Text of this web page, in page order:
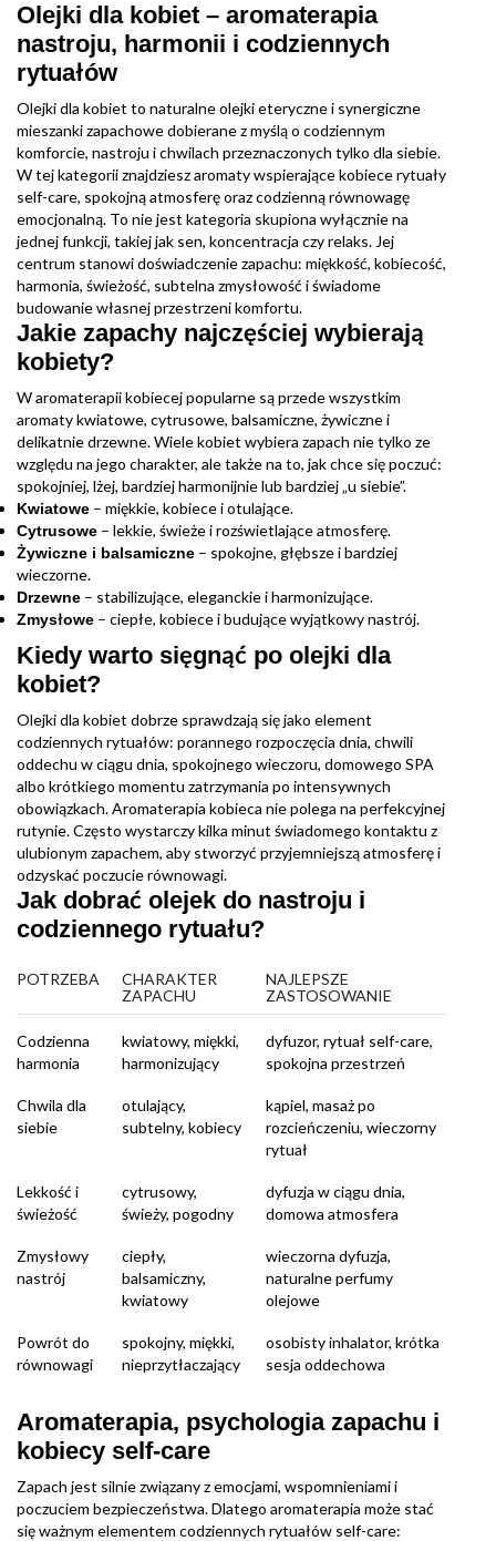
Olejki dla kobiet – aromaterapia
nastroju, harmonii i codziennych
rytuałów
Olejki dla kobiet to naturalne olejki eteryczne i synergiczne
mieszanki zapachowe dobierane z myślą o codziennym
komforcie, nastroju i chwilach przeznaczonych tylko dla siebie.
W tej kategorii znajdziesz aromaty wspierające kobiece rytuały
self-care, spokojną atmosferę oraz codzienną równowagę
emocjonalną. To nie jest kategoria skupiona wyłącznie na
jednej funkcji, takiej jak sen, koncentracja czy relaks. Jej
centrum stanowi doświadczenie zapachu: miękkość, kobiecość,
harmonia, świeżość, subtelna zmysłowość i świadome
budowanie własnej przestrzeni komfortu.
Jakie zapachy najczęściej wybierają
kobiety?
W aromaterapii kobiecej popularne są przede wszystkim
aromaty kwiatowe, cytrusowe, balsamiczne, żywiczne i
delikatnie drzewne. Wiele kobiet wybiera zapach nie tylko ze
względu na jego charakter, ale także na to, jak chce się poczuć:
spokojniej, lżej, bardziej harmonijnie lub bardziej „u siebie”.
Kwiatowe – miękkie, kobiece i otulające.
Cytrusowe – lekkie, świeże i rozświetlające atmosferę.
Żywiczne i balsamiczne – spokojne, głębsze i bardziej
wieczorne.
Drzewne – stabilizujące, eleganckie i harmonizujące.
Zmysłowe – ciepłe, kobiece i budujące wyjątkowy nastrój.
Kiedy warto sięgnąć po olejki dla
kobiet?
Olejki dla kobiet dobrze sprawdzają się jako element
codziennych rytuałów: porannego rozpoczęcia dnia, chwili
oddechu w ciągu dnia, spokojnego wieczoru, domowego SPA
albo krótkiego momentu zatrzymania po intensywnych
obowiązkach. Aromaterapia kobieca nie polega na perfekcyjnej
rutynie. Często wystarczy kilka minut świadomego kontaktu z
ulubionym zapachem, aby stworzyć przyjemniejszą atmosferę i
odzyskać poczucie równowagi.
Jak dobrać olejek do nastroju i
codziennego rytuału?
POTRZEBA
CHARAKTER
ZAPACHU
NAJLEPSZE
ZASTOSOWANIE
Codzienna
harmonia
kwiatowy, miękki,
harmonizujący
dyfuzor, rytuał self-care,
spokojna przestrzeń
Chwila dla
siebie
otulający,
subtelny, kobiecy
kąpiel, masaż po
rozcieńczeniu, wieczorny
rytuał
Lekkość i
świeżość
cytrusowy,
świeży, pogodny
dyfuzja w ciągu dnia,
domowa atmosfera
Zmysłowy
nastrój
ciepły,
balsamiczny,
kwiatowy
wieczorna dyfuzja,
naturalne perfumy
olejowe
Powrót do
równowagi
spokojny, miękki,
nieprzytłaczający
osobisty inhalator, krótka
sesja oddechowa
Aromaterapia, psychologia zapachu i
kobiecy self-care
Zapach jest silnie związany z emocjami, wspomnieniami i
poczuciem bezpieczeństwa. Dlatego aromaterapia może stać
się ważnym elementem codziennych rytuałów self-care: